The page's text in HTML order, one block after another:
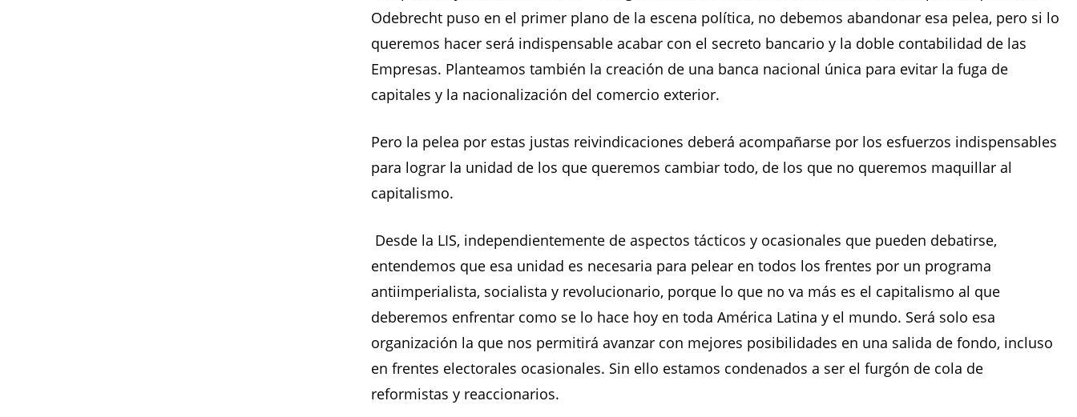
Odebrecht puso en el primer plano de la escena política, no debemos abandonar esa pelea, pero si lo
queremos hacer será indispensable acabar con el secreto bancario y la doble contabilidad de las
Empresas. Planteamos también la creación de una banca nacional única para evitar la fuga de
capitales y la nacionalización del comercio exterior.
Pero la pelea por estas justas reivindicaciones deberá acompañarse por los esfuerzos indispensables
para lograr la unidad de los que queremos cambiar todo, de los que no queremos maquillar al
capitalismo.
Desde la LIS, independientemente de aspectos tácticos y ocasionales que pueden debatirse,
entendemos que esa unidad es necesaria para pelear en todos los frentes por un programa
antiimperialista, socialista y revolucionario, porque lo que no va más es el capitalismo al que
deberemos enfrentar como se lo hace hoy en toda América Latina y el mundo. Será solo esa
organización la que nos permitirá avanzar con mejores posibilidades en una salida de fondo, incluso
en frentes electorales ocasionales. Sin ello estamos condenados a ser el furgón de cola de
reformistas y reaccionarios.